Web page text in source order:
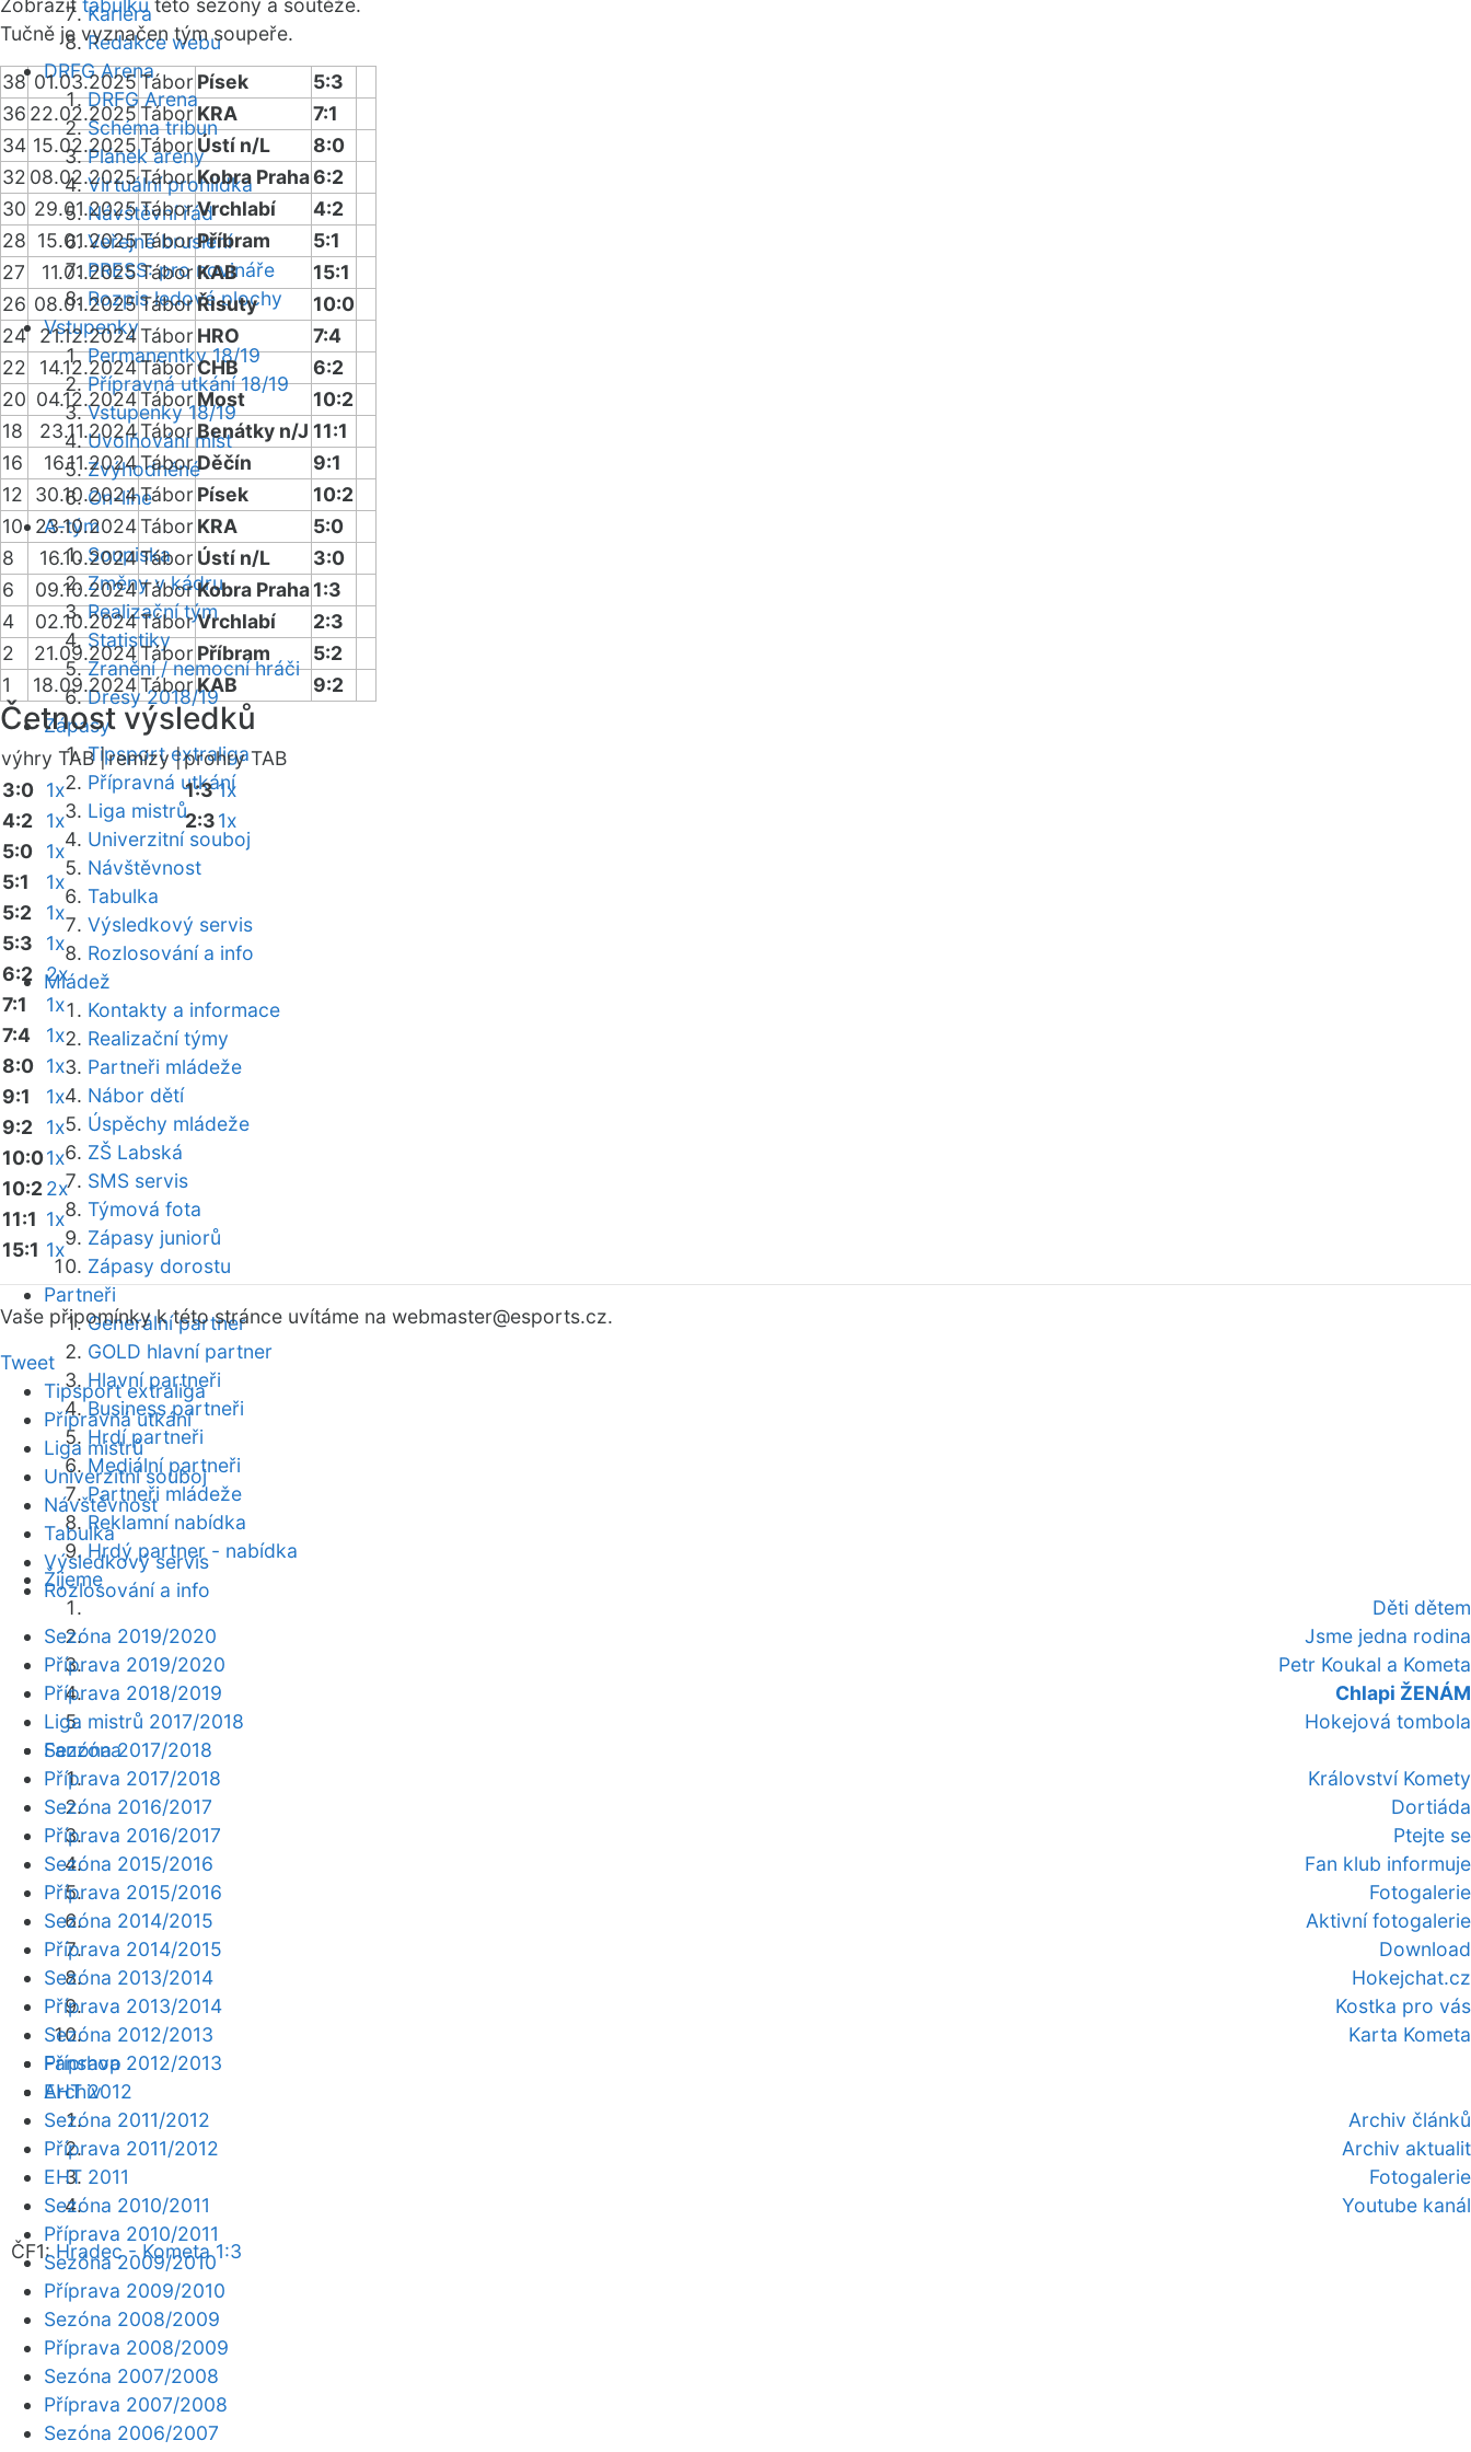
Kariéra
Redakce webu
DRFG Arena
DRFG Arena
Schéma tribun
Plánek areny
Virtuální prohlídka
Návštěvní řád
Veřejné bruslení
PRESS: pro novináře
Rozpis ledové plochy
Vstupenky
Permanentky 18/19
Přípravná utkání 18/19
Vstupenky 18/19
Uvolňování míst
Zvýhodněné
On-line
A-tým
Soupiska
Změny v kádru
Realizační tým
Statistiky
Zranění / nemocní hráči
Dresy 2018/19
Zápasy
Tipsport extraliga
Přípravná utkání
Liga mistrů
Univerzitní souboj
Návštěvnost
Tabulka
Výsledkový servis
Rozlosování a info
Mládež
Kontakty a informace
Realizační týmy
Partneři mládeže
Nábor dětí
Úspěchy mládeže
ZŠ Labská
SMS servis
Týmová fota
Zápasy juniorů
Zápasy dorostu
Partneři
Generální partner
GOLD hlavní partner
Hlavní partneři
Business partneři
Hrdí partneři
Mediální partneři
Partneři mládeže
Reklamní nabídka
Hrdý partner - nabídka
Žijeme
Děti dětem
Jsme jedna rodina
Petr Koukal a Kometa
Chlapi ŽENÁM
Hokejová tombola
Fanzóna
Království Komety
Dortiáda
Ptejte se
Fan klub informuje
Fotogalerie
Aktivní fotogalerie
Download
Hokejchat.cz
Kostka pro vás
Karta Kometa
Fanshop
Archiv
Archiv článků
Archiv aktualit
Fotogalerie
Youtube kanál
ČF1:Hradec - Kometa 1:3
Zobrazit tabulku této sezóny a soutěže.
Tučně je vyznačen tým soupeře.
38 01.03.2025Tábor Písek
5:3
36 22.02.2025TáborKRA
7:1
34 15.02.2025Tábor Ústí n/L
8:0
32 08.02.2025TáborKobra Praha6:2
30 29.01.2025TáborVrchlabí
4:2
28 15.01.2025TáborPříbram
5:1
27
11.01.2025TáborKAB
15:1
26 08.01.2025TáborŘisuty
10:0
24
21.12.2024Tábor HRO
7:4
22
14.12.2024TáborCHB
6:2
20 04.12.2024Tábor Most
10:2
18
23.11.2024Tábor Benátky n/J 11:1
16
16.11.2024TáborDěčín
9:1
12
30.10.2024Tábor Písek
10:2
10
23.10.2024Tábor KRA
5:0
8
16.10.2024Tábor Ústí n/L
3:0
6
09.10.2024TáborKobra Praha1:3
4
02.10.2024TáborVrchlabí
2:3
2
21.09.2024Tábor Příbram
5:2
1
18.09.2024TáborKAB 9:2
Četnost výsledků
výhry TAB |remízy |prohry TAB
3:0 1x
4:2
1x
5:0
1x
5:1
1x
5:2
1x
5:3
1x
6:2 2x
7:1
1x
7:4
1x
8:0 1x
9:1
1x
9:2
1x
10:01x
10:22x
11:1 1x
15:1 1x
1:31x
2:31x
Vaše připomínky k této stránce uvítáme na webmaster@esports.cz.
Tweet
Tipsport extraliga
Přípravná utkání
Liga mistrů
Univerzitní souboj
Návštěvnost
Tabulka
Výsledkový servis
Rozlosování a info
Sezóna 2019/2020
Příprava 2019/2020
Příprava 2018/2019
Liga mistrů 2017/2018
Sezóna 2017/2018
Příprava 2017/2018
Sezóna 2016/2017
Příprava 2016/2017
Sezóna 2015/2016
Příprava 2015/2016
Sezóna 2014/2015
Příprava 2014/2015
Sezóna 2013/2014
Příprava 2013/2014
Sezóna 2012/2013
Příprava 2012/2013
EHT 2012
Sezóna 2011/2012
Příprava 2011/2012
EHT 2011
Sezóna 2010/2011
Příprava 2010/2011
Sezóna 2009/2010
Příprava 2009/2010
Sezóna 2008/2009
Příprava 2008/2009
Sezóna 2007/2008
Příprava 2007/2008
Sezóna 2006/2007